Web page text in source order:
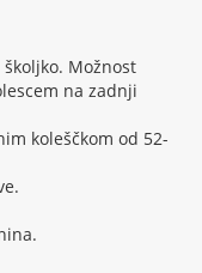
Možnost
na zadnji
koleščkom od 52-